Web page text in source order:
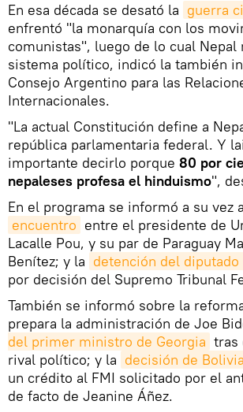
En esa década se desató la guerra
enfrentó "la monarquía con los
comunistas", luego de lo cual Nepal
sistema político, indicó la también
Consejo Argentino para las
Internacionales.
"La actual Constitución define a
república parlamentaria federal. Y
importante decirlo porque 80 por
nepaleses profesa el hinduismo",
En el programa se informó a su vez
encuentro entre el presidente de
Lacalle Pou, y su par de Paraguay
Benítez; y la detención del
por decisión del Supremo Tribunal
También se informó sobre la
prepara la administración de Joe
del primer ministro de Georgia tras
rival político; y la decisión de Bolivia
un crédito al FMI solicitado por el
de facto de Jeanine Áñez.